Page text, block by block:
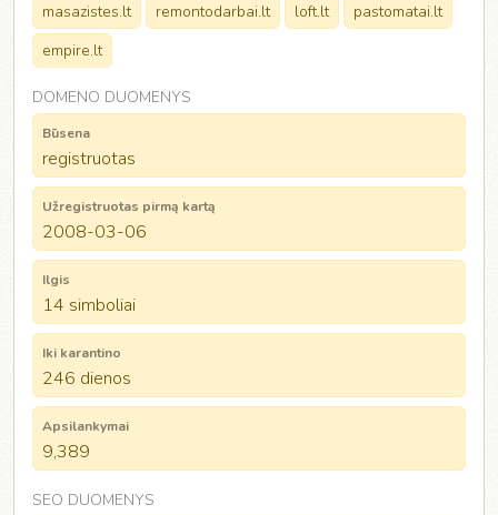
masazistes.lt
remontodarbai.lt loft.lt
pastomatai.lt
empire.lt
DOMENO DUOMENYS
Būsena
registruotas
Užregistruotas pirmą kartą
2008-03-06
Ilgis
14 simboliai
Iki karantino
246 dienos
Apsilankymai
9,389
SEO DUOMENYS